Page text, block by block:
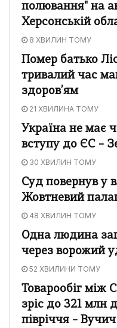
полювання" на
Херсонській
8 ХВИЛИН ТОМУ
Помер батько
тривалий час
здоров’ям
21 ХВИЛИНА ТОМУ
Україна не має
вступу до ЄС –
30 ХВИЛИН ТОМУ
Суд повернув у
Жовтневий
48 ХВИЛИН ТОМУ
Одна людина
через ворожий
52 ХВИЛИНИ ТОМУ
Товарообіг між
зріс до 321 млн
півріччя – Вучич